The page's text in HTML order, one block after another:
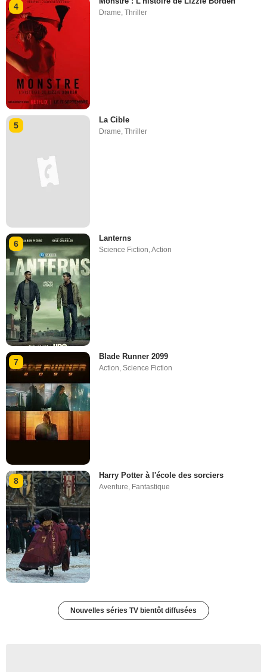
4
Drame,Thriller
5
La Cible
Drame ,Thriller
6
Lanterns
Science Fiction,Action
7
Blade Runner 2099
Action,Science Fiction
8
Harry Potter à l'école des sorciers
Aventure Fantastique
Nouvelles séries TV bientôt diffusées